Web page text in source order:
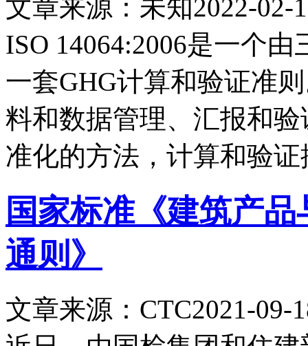
文章来源：未知2022-02-
ISO 14064:2006是一个
一套GHG计算和验证准
料和数据管理、汇报和
准化的方法，计算和验
国家标准《建筑产
通则》
文章来源：CTC2021-09-